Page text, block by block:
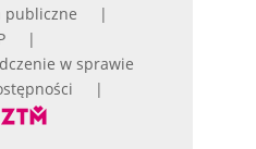
publiczne
w sprawie